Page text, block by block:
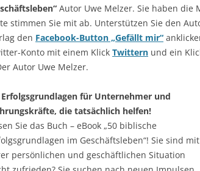
Autor Uwe Melzer. Sie haben
stimmen Sie mit ab. Unterstützen Sie den
den Facebook-Button „Gefällt mir“
Konto mit einem Klick Twittern und ein
Autor Uwe Melzer.
Erfolgsgrundlagen für Unternehmer und
die tatsächlich helfen!
Sie das Buch – eBook „50 biblische
im Geschäftsleben“! Sie sind mit
persönlichen und geschäftlichen Situation